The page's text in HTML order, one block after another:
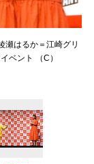
瀬はるか＝江崎グリ
ベント （C）